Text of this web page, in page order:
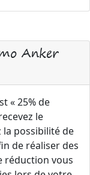
Anker
« 25% de
le
la possibilité de
de réaliser des
réduction vous